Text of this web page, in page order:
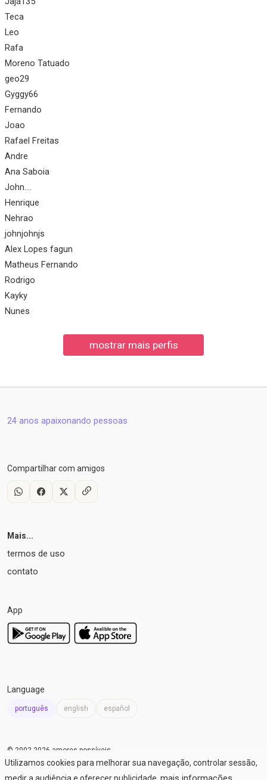
Teca
Leo
Rafa
Moreno Tatuado
geo29
Gyggy66
Fernando
Joao
Rafael Freitas
Andre
Ana Saboia
John....
Henrique
Nehrao
johnjohnjs
Alex Lopes fagun
Matheus Fernando
Rodrigo
Kayky
Nunes
24 anos apaixonando pessoas
Compartilhar com amigos
Mais...
termos de uso
contato
App
Language
português english español
© 2002-2026 amores possíveis
Todos os direitos reservados -v5.7
Utilizamos cookies para melhorar sua navegação, controlar sessão,